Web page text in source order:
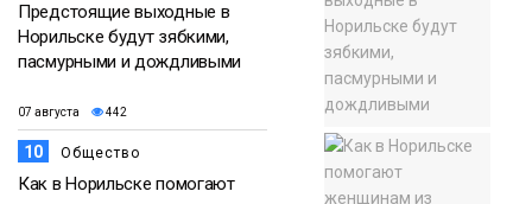
Предстоящие выходные в
Норильске будут зябкими,
пасмурными и дождливыми
07 августа 442
10 Общество
Как в Норильске помогают